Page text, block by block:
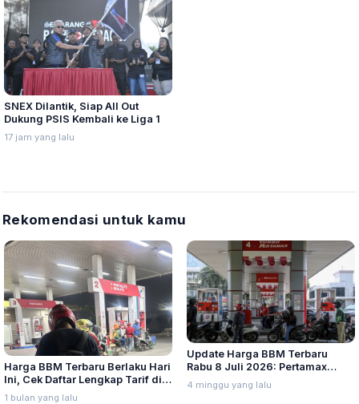
SNEX Dilantik, Siap All Out
Dukung PSIS Kembali ke Liga 1
17 jam yang lalu
Rekomendasi untuk kamu
Harga BBM Terbaru Berlaku Hari
Ini, Cek Daftar Lengkap Tarif di
Seluruh Indonesia
1 bulan yang lalu
Update Harga BBM Terbaru
Rabu 8 Juli 2026: Pertamax
Turbo, Dexlite, dan Pertamina
Dex Turun
4 minggu yang lalu